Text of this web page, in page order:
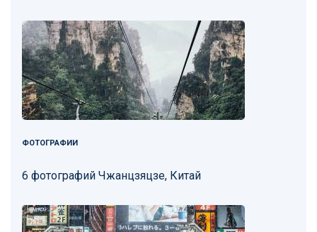
ФОТОГРАФИИ
6 фотографий Чжанцзяцзе, Китай